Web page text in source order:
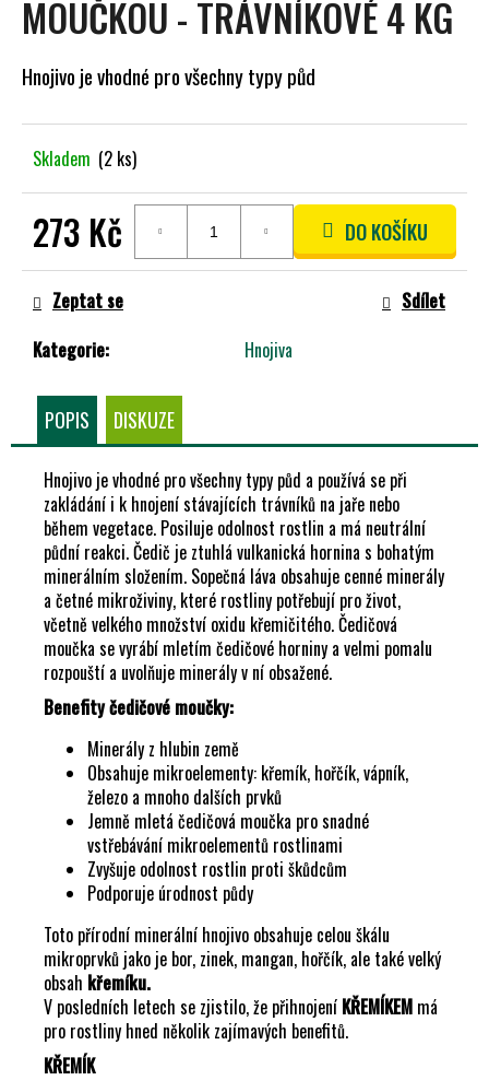
MOUČKOU - TRÁVNÍKOVÉ 4 KG
Hnojivo je vhodné pro všechny typy půd
Skladem (2 ks)
273 Kč DO KOŠÍKU
Kategorie: Hnojiva
Zeptat se Sdílet
POPIS DISKUZE
Hnojivo je vhodné pro všechny typy půd a používá se při
zakládání i k hnojení stávajících trávníků na jaře nebo
během vegetace. Posiluje odolnost rostlin a má neutrální
půdní reakci. Čedič je ztuhlá vulkanická hornina s bohatým
minerálním složením. Sopečná láva obsahuje cenné minerály
a četné mikroživiny, které rostliny potřebují pro život,
včetně velkého množství oxidu křemičitého. Čedičová
moučka se vyrábí mletím čedičové horniny a velmi pomalu
rozpouští a uvolňuje minerály v ní obsažené.
Benefity čedičové moučky:
Minerály z hlubin země
Obsahuje mikroelementy: křemík, hořčík, vápník,
železo a mnoho dalších prvků
Jemně mletá čedičová moučka pro snadné
vstřebávání mikroelementů rostlinami
Zvyšuje odolnost rostlin proti škůdcům
Podporuje úrodnost půdy
Toto přírodní minerální hnojivo obsahuje celou škálu
mikroprvků jako je bor, zinek, mangan, hořčík, ale také velký
obsah křemíku.
V posledních letech se zjistilo, že přihnojení KŘEMÍKEM má
pro rostliny hned několik zajímavých benefitů.
KŘEMÍK
A
Í
T
?
HLEDAT
R